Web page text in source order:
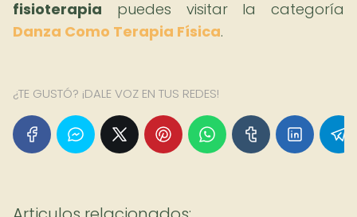
fisioterapia puedes visitar la categoría
Danza Como Terapia Física.
¿TE GUSTÓ? ¡DALE VOZ EN TUS REDES!